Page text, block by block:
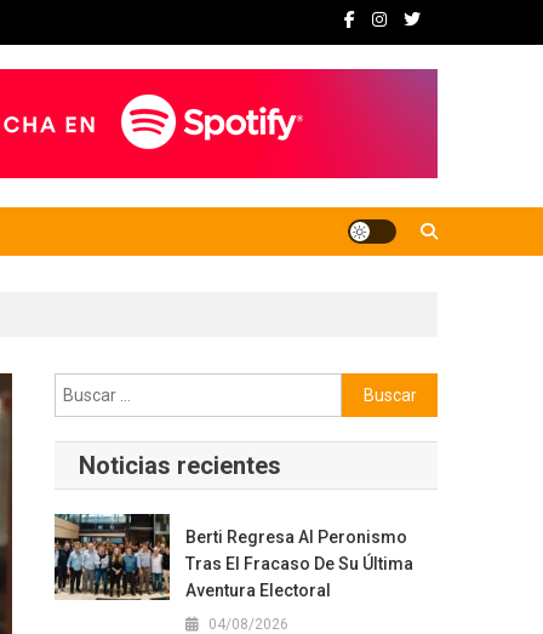
Buscar:
Noticias recientes
Berti Regresa Al Peronismo
Tras El Fracaso De Su Última
Aventura Electoral
04/08/2026